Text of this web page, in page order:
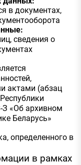
в документах,
сведения о
актами (абзац
З «Об архивном
Беларусь»
определенного в
в рамках